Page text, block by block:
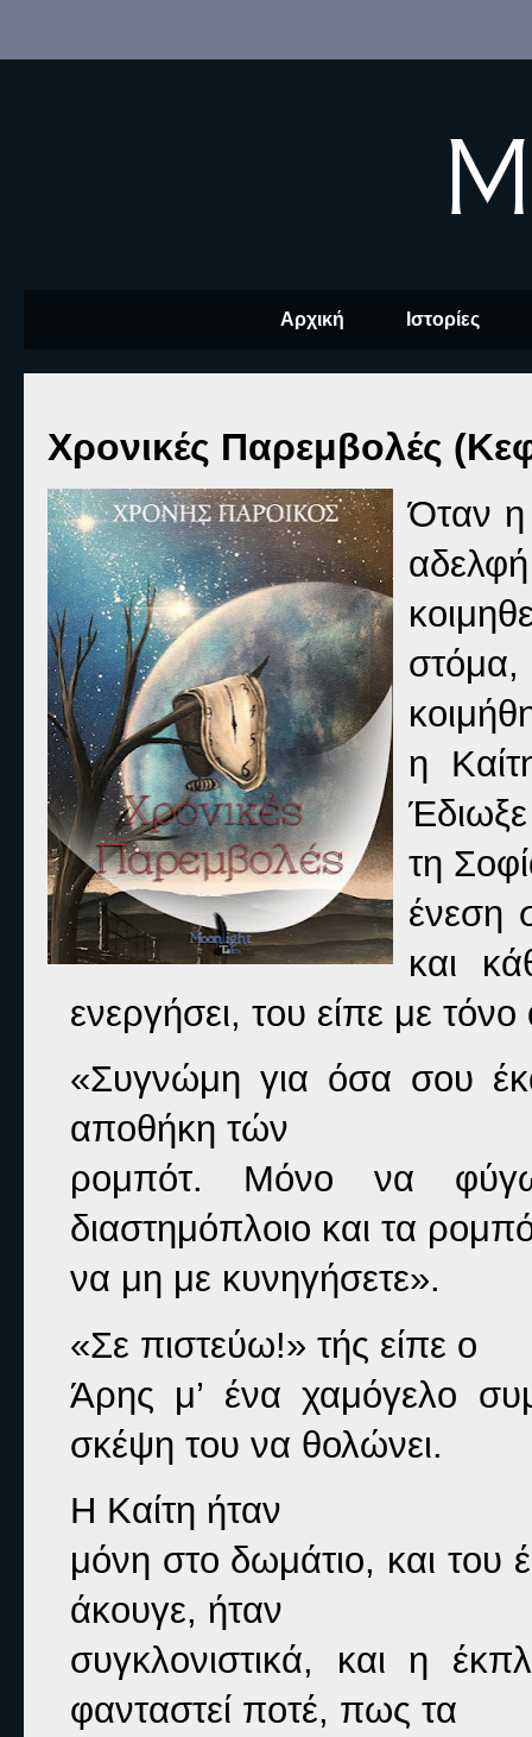
Αρχική Ιστορίες
Χρονικές Παρεμβολές
Όταν η
η
τη
ένεση
και
ενεργήσει, του είπε με
«Συγνώμη για όσα σου
αποθήκη τών
ρομπότ. Μόνο να
διαστημόπλοιο και τα
να μη με κυνηγήσετε».
«Σε πιστεύω!» τής είπε ο
Άρης μ’ ένα χαμόγελο
σκέψη του να θολώνει.
Η Καίτη ήταν
μόνη στο δωμάτιο, και του
άκουγε, ήταν
συγκλονιστικά, και η
φανταστεί ποτέ, πως τα